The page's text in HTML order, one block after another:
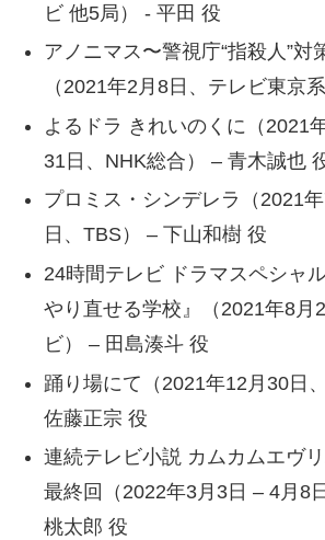
ビ 他5局） ‐ 平田 役
アノニマス〜警視庁“指殺人”対
（2021年2月8日、テレビ東京
よるドラ きれいのくに（2021
31日、NHK総合） – 青木誠也
プロミス・シンデレラ（2021
日、TBS） – 下山和樹 役
24時間テレビ ドラマスペシャ
やり直せる学校』（2021年8月
ビ） – 田島湊斗 役
踊り場にて（2021年12月30日
佐藤正宗 役
連続テレビ小説 カムカムエヴ
最終回（2022年3月3日 – 4月8
桃太郎 役